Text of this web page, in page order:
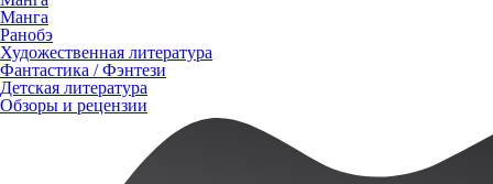
Манга
Ранобэ
Художественная литература
Фантастика / Фэнтези
Детская литература
Обзоры и рецензии